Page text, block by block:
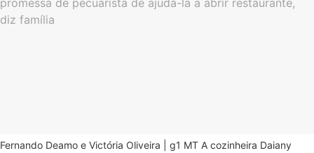
Fernando Deamo e Victória Oliveira | g1 MT A cozinheira Daiany